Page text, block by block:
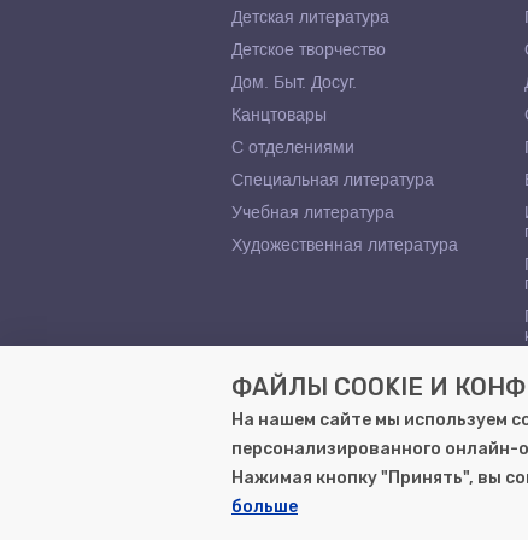
Детская литература
Детское творчество
Дом. Быт. Досуг.
Канцтовары
С отделениями
Специальная литература
Учебная литература
Художественная литература
© 2000–2026, ООО «Гемера-Плюс»
Моя книга | Сеть книжных
ФАЙЛЫ COOKIE И
На нашем сайте мы используем
персонализированного
Нажимая кнопку "Принять", вы
больше